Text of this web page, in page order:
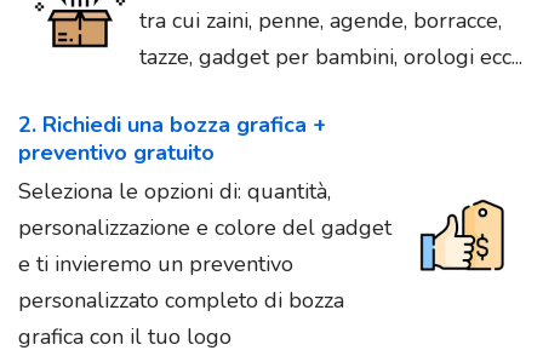
tra cui zaini, penne, agende, borracce,
tazze, gadget per bambini, orologi ecc...
2. Richiedi una bozza grafica +
preventivo gratuito
Seleziona le opzioni di: quantità,
personalizzazione e colore del gadget
e ti invieremo un preventivo
personalizzato completo di bozza
grafica con il tuo logo